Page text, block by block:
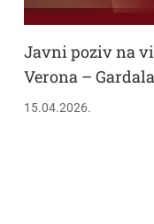
Javni poziv na
Verona –
15.04.2026.